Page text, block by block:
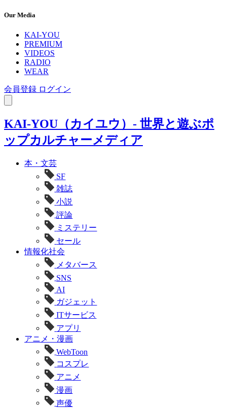
Our Media
KAI-YOU
PREMIUM
VIDEOS
RADIO
WEAR
会員登録 ログイン
KAI-YOU（カイユウ）- 世界と遊ぶポ
ップカルチャーメディア
本・文芸
SF
雑誌
小説
評論
ミステリー
セール
情報化社会
メタバース
SNS
AI
ガジェット
ITサービス
アプリ
アニメ・漫画
WebToon
コスプレ
アニメ
漫画
声優